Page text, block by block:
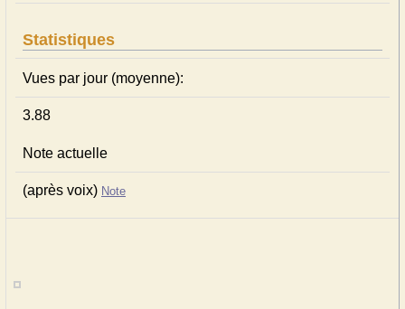
Statistiques
Vues par jour (moyenne):
3.88
Note actuelle
(après voix) Note